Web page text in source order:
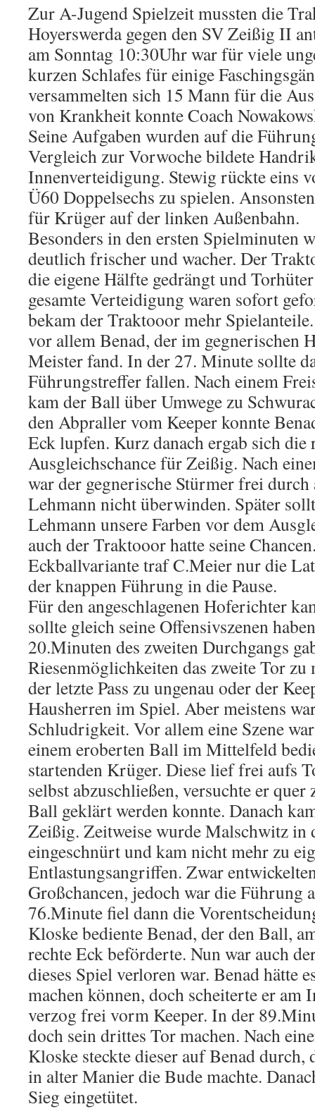
Zur A-Jugend Spielzeit mussten die
Hoyerswerda gegen den SV Zeißig II
am Sonntag 10:30Uhr war für viele
kurzen Schlafes für einige
versammelten sich 15 Mann für die
von Krankheit konnte Coach
Seine Aufgaben wurden auf die
Vergleich zur Vorwoche bildete
Innenverteidigung. Stewig rückte eins
Ü60 Doppelsechs zu spielen.
für Krüger auf der linken Außenbahn.
Besonders in den ersten Spielminuten
deutlich frischer und wacher. Der
die eigene Hälfte gedrängt und
gesamte Verteidigung waren sofort
bekam der Traktooor mehr
vor allem Benad, der im gegnerischen
Meister fand. In der 27. Minute sollte
Führungstreffer fallen. Nach einem
kam der Ball über Umwege zu
den Abpraller vom Keeper konnte
Eck lupfen. Kurz danach ergab sich die
Ausgleichschance für Zeißig. Nach
war der gegnerische Stürmer frei
Lehmann nicht überwinden. Später
Lehmann unsere Farben vor dem
auch der Traktooor hatte seine
Eckballvariante traf C.Meier nur die
der knappen Führung in die Pause.
Für den angeschlagenen Hoferichter
sollte gleich seine Offensivszenen
20.Minuten des zweiten Durchgangs
Riesenmöglichkeiten das zweite Tor zu
der letzte Pass zu ungenau oder der
Hausherren im Spiel. Aber meistens
Schludrigkeit. Vor allem eine Szene
einem eroberten Ball im Mittelfeld
startenden Krüger. Diese lief frei aufs
selbst abzuschließen, versuchte er
Ball geklärt werden konnte. Danach
Zeißig. Zeitweise wurde Malschwitz in
eingeschnürt und kam nicht mehr zu
Entlastungsangriffen. Zwar
Großchancen, jedoch war die Führung
76.Minute fiel dann die
Kloske bediente Benad, der den Ball,
rechte Eck beförderte. Nun war auch
dieses Spiel verloren war. Benad hätte
machen können, doch scheiterte er am
verzog frei vorm Keeper. In der
doch sein drittes Tor machen. Nach
Kloske steckte dieser auf Benad
in alter Manier die Bude machte.
Sieg eingetütet.